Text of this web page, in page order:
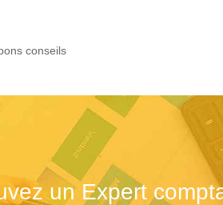
conseils
un Expert